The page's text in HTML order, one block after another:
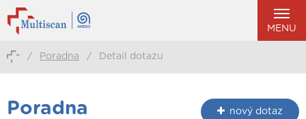
MENU
/ Poradna / Detail dotazu
Poradna nový dotaz